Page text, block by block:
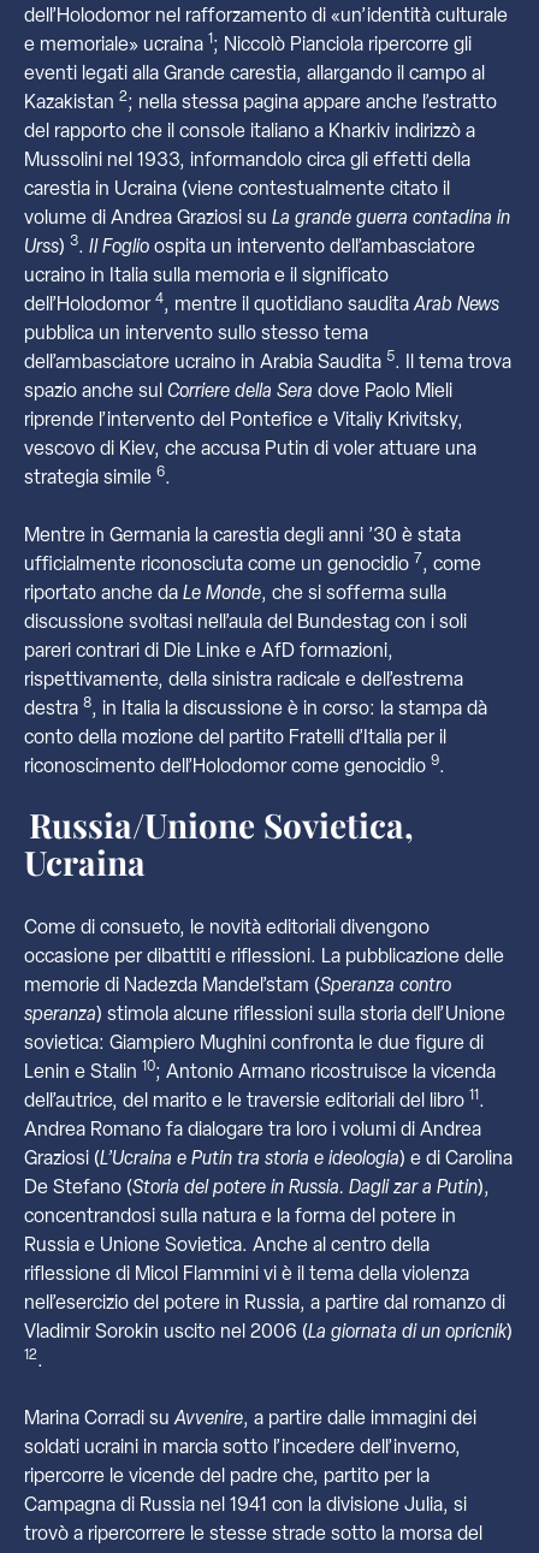
dell’Holodomor nel rafforzamento di «un’identità culturale
e memoriale» ucraina 1; Niccolò Pianciola ripercorre gli
eventi legati alla Grande carestia, allargando il campo al
Kazakistan 2; nella stessa pagina appare anche l’estratto
del rapporto che il console italiano a Kharkiv indirizzò a
Mussolini nel 1933, informandolo circa gli effetti della
carestia in Ucraina (viene contestualmente citato il
volume di Andrea Graziosi su La grande guerra contadina in
Urss) 3. Il Foglio ospita un intervento dell’ambasciatore
ucraino in Italia sulla memoria e il significato
dell’Holodomor 4, mentre il quotidiano sauditaArab News
pubblica un intervento sullo stesso tema
dell’ambasciatore ucraino in Arabia Saudita 5. Il tema trova
spazio anche sul Corriere della Sera dove Paolo Mieli
riprende l’intervento del Pontefice e Vitaliy Krivitsky,
vescovo di Kiev, che accusa Putin di voler attuare una
strategia simile 6.
Mentre in Germania la carestia degli anni ’30 è stata
ufficialmente riconosciuta come un genocidio 7, come
riportato anche da Le Monde, che si sofferma sulla
discussione svoltasi nell’aula del Bundestag con i soli
pareri contrari di Die Linke e AfD formazioni,
rispettivamente, della sinistra radicale e dell’estrema
destra 8, in Italia la discussione è in corso: la stampa dà
conto della mozione del partito Fratelli d’Italia per il
riconoscimento dell’Holodomor come genocidio 9.
Russia/Unione Sovietica,
Ucraina
Come di consueto, le novità editoriali divengono
occasione per dibattiti e riflessioni. La pubblicazione delle
memorie di Nadezda Mandel’stam (Speranza contro
speranza) stimola alcune riflessioni sulla storia dell’Unione
sovietica: Giampiero Mughini confronta le due figure di
Lenin e Stalin 10; Antonio Armano ricostruisce la vicenda
dell’autrice, del marito e le traversie editoriali del libro 11.
Andrea Romano fa dialogare tra loro i volumi di Andrea
Graziosi (L’Ucraina e Putin tra storia e ideologia) e di Carolina
De Stefano (Storia del potere in Russia. Dagli zar a Putin),
concentrandosi sulla natura e la forma del potere in
Russia e Unione Sovietica. Anche al centro della
riflessione di Micol Flammini vi è il tema della violenza
nell’esercizio del potere in Russia, a partire dal romanzo di
Vladimir Sorokin uscito nel 2006 (La giornata di un opricnik)
12.
Marina Corradi suAvvenire, a partire dalle immagini dei
soldati ucraini in marcia sotto l’incedere dell’inverno,
ripercorre le vicende del padre che, partito per la
Campagna di Russia nel 1941 con la divisione Julia, si
trovò a ripercorrere le stesse strade sotto la morsa del